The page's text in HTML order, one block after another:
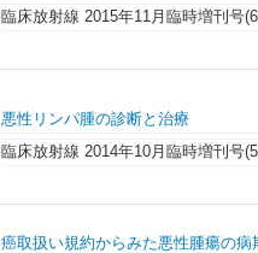
臨床放射線 2015年11月臨時増刊号
悪性リンパ腫の診断と治療
臨床放射線 2014年10月臨時増刊号
癌取扱い規約からみた悪性腫瘍の病